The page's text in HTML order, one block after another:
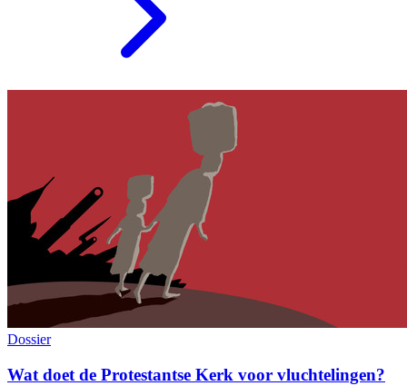
Dossier
Wat doet de Protestantse Kerk voor vluchtelingen?